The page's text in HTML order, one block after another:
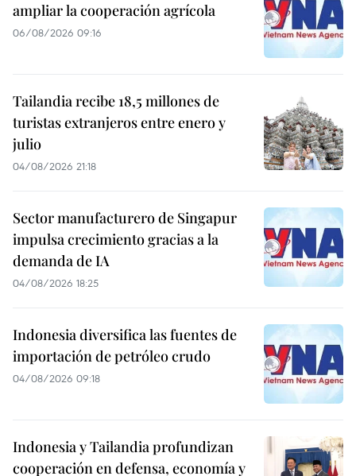
ampliar la cooperación agrícola
06/08/2026 09:16
Tailandia recibe 18,5 millones de
turistas extranjeros entre enero y
julio
04/08/2026 21:18
Sector manufacturero de Singapur
impulsa crecimiento gracias a la
demanda de IA
04/08/2026 18:25
Indonesia diversifica las fuentes de
importación de petróleo crudo
04/08/2026 09:18
Indonesia y Tailandia profundizan
cooperación en defensa, economía y